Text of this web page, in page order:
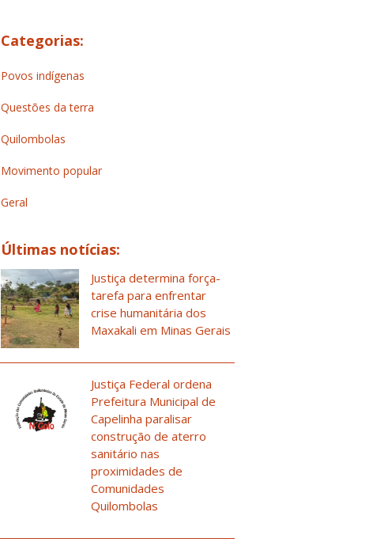
Categorias:
Povos indígenas
Questões da terra
Quilombolas
Movimento popular
Geral
Últimas notícias:
Justiça determina força-
tarefa para enfrentar
crise humanitária dos
Maxakali em Minas Gerais
Justiça Federal ordena
Prefeitura Municipal de
Capelinha paralisar
construção de aterro
sanitário nas
proximidades de
Comunidades
Quilombolas